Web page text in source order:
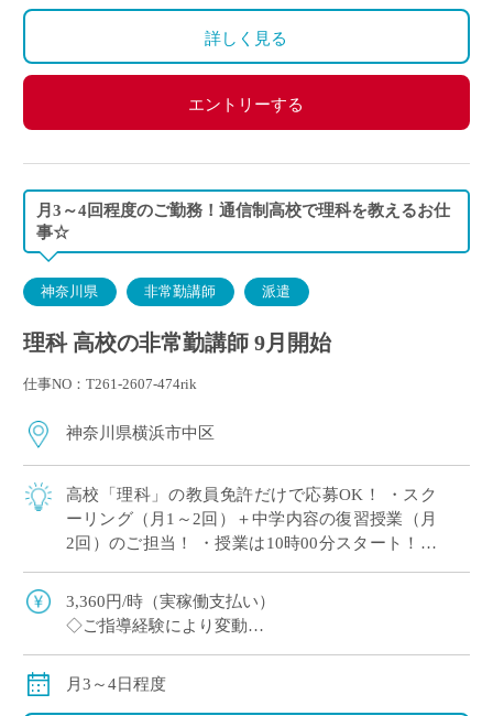
詳しく見る
エントリーする
月3～4回程度のご勤務！通信制高校で理科を教えるお仕
事☆
神奈川県 非常勤講師 派遣
理科 高校の非常勤講師 9月開始
仕事NO：T261-2607-474rik
神奈川県横浜市中区
高校「理科」の教員免許だけで応募OK！ ・スク
ーリング（月1～2回）＋中学内容の復習授業（月
2回）のご担当！ ・授業は10時00分スタート！朝
戦してみたい方歓迎！ ・毎週決ま […]
3,360円/時（実稼働支払い）
◇ご指導経験により変動
月3～4日程度